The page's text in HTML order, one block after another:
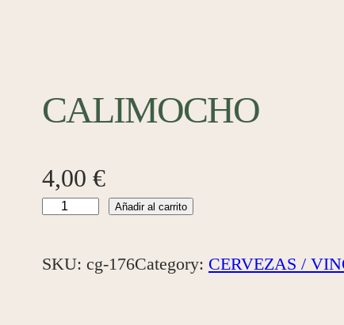
CALIMOCHO
4,00 €
C
L
Añadir al carrito
SKU: cg-176Category: CERVEZAS /